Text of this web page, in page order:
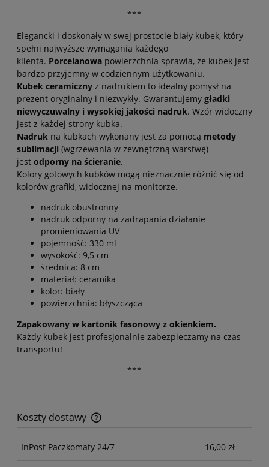
***
Elegancki i doskonały w swej prostocie biały kubek, który
spełni najwyższe wymagania każdego
klienta. Porcelanowa powierzchnia sprawia, że kubek jest
bardzo przyjemny w codziennym użytkowaniu.
Kubek ceramiczny z nadrukiem to idealny pomysł na
prezent oryginalny i niezwykły. Gwarantujemy gładki
niewyczuwalny i wysokiej jakości nadruk. Wzór widoczny
jest z każdej strony kubka.
Nadruk na kubkach wykonany jest za pomocą metody
sublimacji (wgrzewania w zewnętrzną warstwę)
jest odporny na ścieranie.
Kolory gotowych kubków mogą nieznacznie różnić się od
kolorów grafiki, widocznej na monitorze.
nadruk obustronny
nadruk odporny na zadrapania działanie
promieniowania UV
pojemność: 330 ml
wysokość: 9,5 cm
średnica: 8 cm
materiał: ceramika
kolor: biały
powierzchnia: błyszcząca
Zapakowany w kartonik fasonowy z okienkiem.
Każdy kubek jest profesjonalnie zabezpieczamy na czas
transportu!
***
Koszty dostawy
Cena nie zawiera ewentualnych kosztów płatności
InPost Paczkomaty 24/7 16,00 zł